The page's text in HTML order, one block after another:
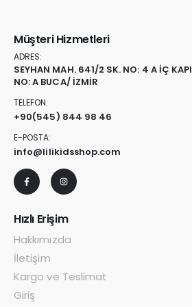
Müşteri Hizmetleri
ADRES:
SEYHAN MAH. 641/2 SK. NO: 4 A İÇ KAPI
NO: A BUCA/ İZMİR
TELEFON:
+90(545) 844 98 46
E-POSTA:
info@lilikidsshop.com
Hızlı Erişim
Hakkımızda
İletişim
Kargo ve Teslimat
Giriş